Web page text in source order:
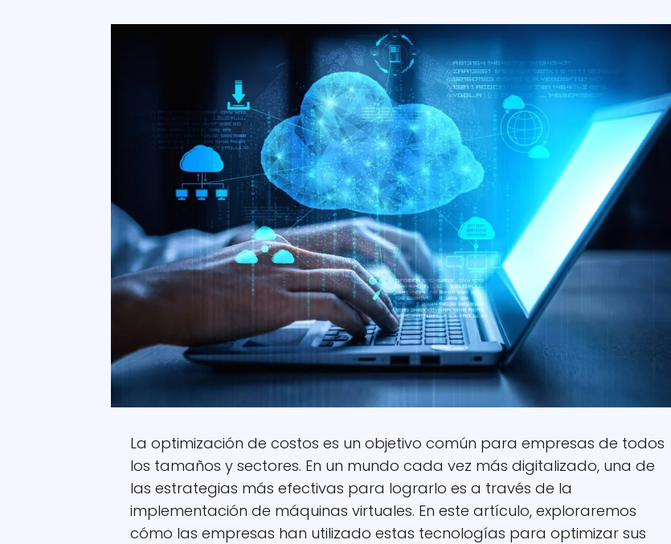
La optimización de costos es un objetivo común para empresas de todos
los tamaños y sectores. En un mundo cada vez más digitalizado, una de
las estrategias más efectivas para lograrlo es a través de la
implementación de máquinas virtuales. En este artículo, exploraremos
cómo las empresas han utilizado estas tecnologías para optimizar sus